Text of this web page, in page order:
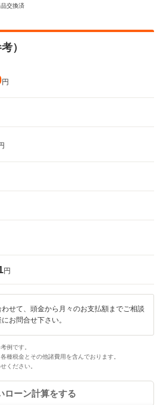
交換済
）
円
円
せて、頭金から月々のお支払額までご相談
お問合せ下さい。
例です。
種税金とその他諸費用を含んでおります。
ください。
ローン計算をする